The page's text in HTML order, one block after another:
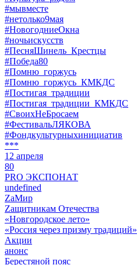
#мывместе
#нетолько9мая
#НовогодниеОкна
#ночьискусств
#ПесняШинель_Крестцы
#Победа80
#Помню_горжусь
#Помню_горжусь_КМКДС
#Постигая_традиции
#Постигая_традиции_КМКДС
#СвоихНеБросаем
#ФестивальЛЯКОВА
#Фондкультурныхинициатив
***
12 апреля
80
PRO ЭКСПОНАТ
undefined
ZaМир
Zащитникам Отечества
«Новгородское лето»
«Россия через призму традиций»
Акции
анонс
Берестяной пояс